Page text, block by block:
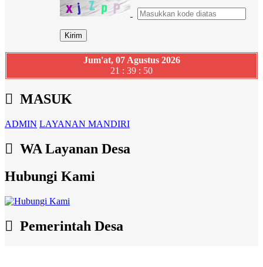
Jum'at, 07 Agustus 2026
21 : 39 : 51
MASUK
ADMIN LAYANAN MANDIRI
WA Layanan Desa
Hubungi Kami
Pemerintah Desa